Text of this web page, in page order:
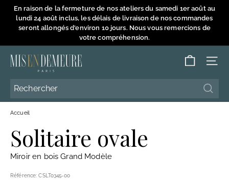
Passer
Diaporama
Pause
En raison de la fermeture de nos ateliers du samedi 1er août au
lundi 24 août inclus, les délais de livraison de nos commandes
seront allongés d'environ 10 jours. Nous vous remercions de
votre compréhension.
M
s
e
n
D
e
m
e
Accueil
Solitaire ovale
Miroir en bois Grand Modèle
Référence:CSLT0345-00